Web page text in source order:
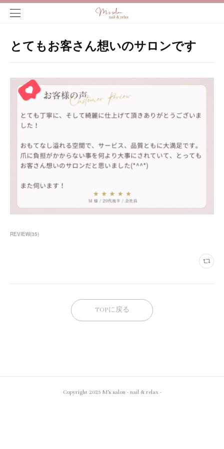
とてもお客さん想いのサロンです
REVIEW(35)
TOPに戻る
Copyright 2025 M's salon - nail & relax -